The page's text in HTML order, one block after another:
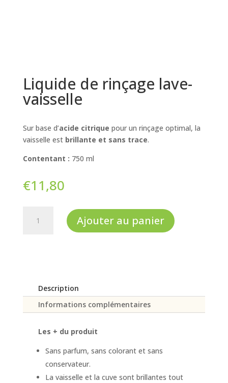
Liquide de rinçage lave-
vaisselle
Sur base d’acide citrique pour un rinçage optimal, la
vaisselle est brillante et sans trace.
Contentant : 750 ml
€11,80
Ajouter au panier
Description
Informations complémentaires
Les + du produit
Sans parfum, sans colorant et sans
conservateur.
La vaisselle et la cuve sont brillantes tout